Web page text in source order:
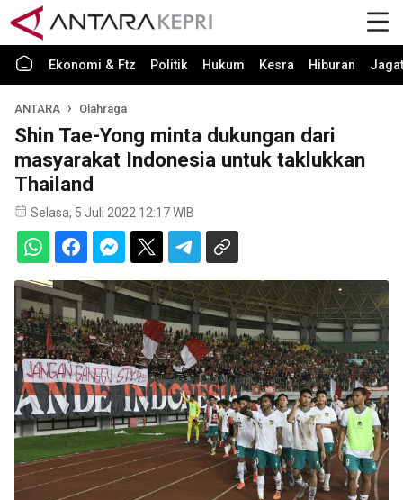
Ekonomi & Ftz Politik Hukum Kesra Hiburan Jagat
ANTARA Olahraga
Shin Tae-Yong minta dukungan dari
masyarakat Indonesia untuk taklukkan
Thailand
Selasa, 5 Juli 2022 12:17 WIB